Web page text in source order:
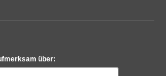
über: